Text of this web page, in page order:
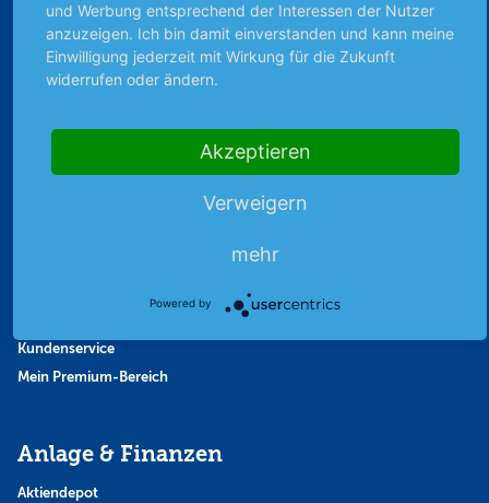
Finanzpodcast
Strategie
Thema der Woche
Themen & Börse
Abo & Shop
Kundenservice
Mein Premium-Bereich
Anlage & Finanzen
Aktiendepot
und Werbung entsprechend der Interessen der Nutzer
anzuzeigen. Ich bin damit einverstanden und kann meine
Einwilligung jederzeit mit Wirkung für die Zukunft
widerrufen oder ändern.
Akzeptieren
Verweigern
mehr
Powered by